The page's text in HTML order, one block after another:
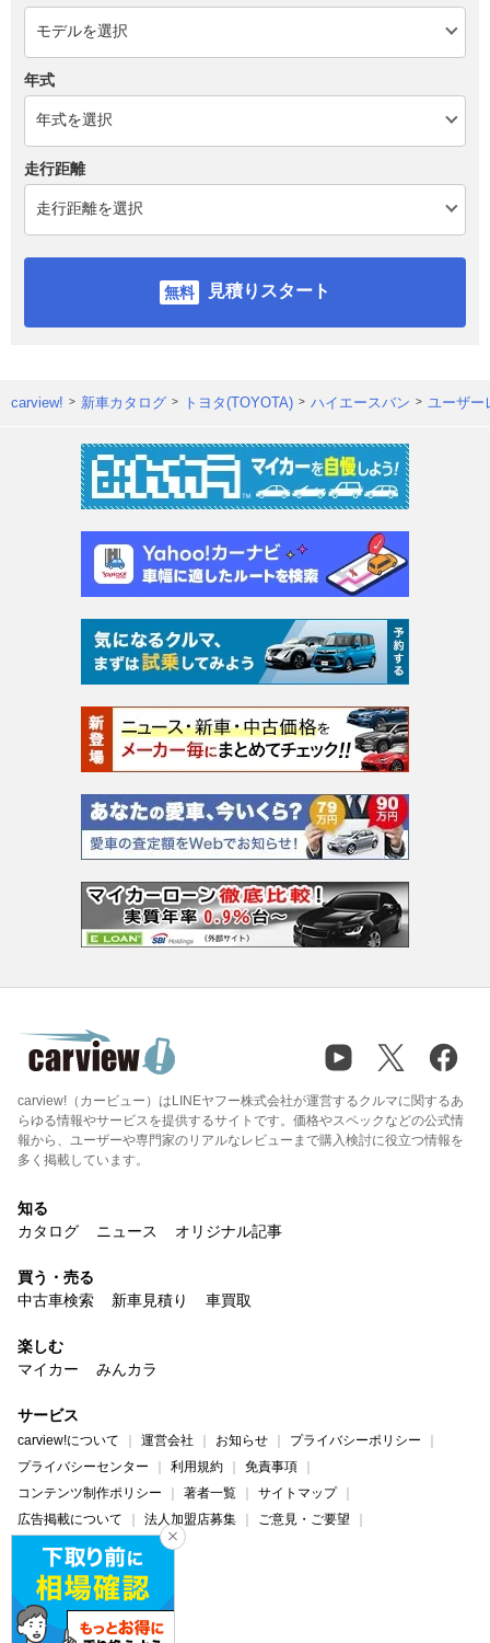
年式
走行距離
見積りスタート
carview! 新車カタログ トヨタ(TOYOTA) ハイエースバン ユーザー
carview!（カービュー）はLINEヤフー株式会社が運営するクルマに関するあ
らゆる情報やサービスを提供するサイトです。価格やスペックなどの公式情
報から、ユーザーや専門家のリアルなレビューまで購入検討に役立つ情報を
多く掲載しています。
知る
カタログ
ニュース オリジナル記事
買う・売る
中古車検索
新車見積り 車買取
楽しむ
マイカー
みんカラ
サービス
carview!について 運営会社 お知らせ
プライバシーポリシー
プライバシーセンター
利用規約
免責事項
コンテンツ制作ポリシー
著者一覧
サイトマップ
広告掲載について
法人加盟店募集
ご意見・ご要望
ヘルプ・お問い合わせ
carview! Yahoo! JAPAN